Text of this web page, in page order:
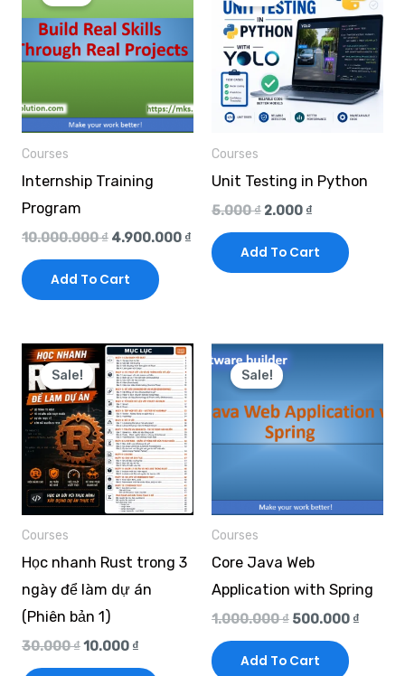
Courses
Internship Training
Program
10.000.000₫
10.000.000 ₫.
4.900.000 ₫
4.900.000 ₫.
Add To Cart
Courses
Unit Testing in Python
5.000₫
5.000 ₫.
2.000 ₫
2.000 ₫.
Add To Cart
Sale!
Courses
Học nhanh Rust trong 3
ngày để làm dự án
(Phiên bản 1)
30.000₫
Original
price
was:
30.000 ₫.
10.000 ₫
Current
price
is:
10.000 ₫.
Sale!
Courses
Core Java Web
Application with Spring
1.000.000₫
1.000.000 ₫.
500.000 ₫
Add To Cart